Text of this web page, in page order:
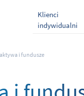
Klienci
indywidualni
i fundusze